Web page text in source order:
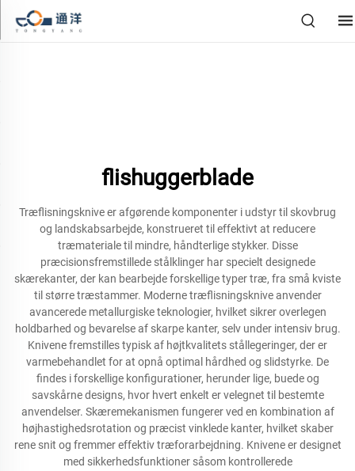
flishuggerblade
Træflisningsknive er afgørende komponenter i udstyr til skovbrug
og landskabsarbejde, konstrueret til effektivt at reducere
træmateriale til mindre, håndterlige stykker. Disse
præcisionsfremstillede stålklinger har specielt designede
skærekanter, der kan bearbejde forskellige typer træ, fra små kviste
til større træstammer. Moderne træflisningsknive anvender
avancerede metallurgiske teknologier, hvilket sikrer overlegen
holdbarhed og bevarelse af skarpe kanter, selv under intensiv brug.
Knivene fremstilles typisk af højtkvalitets stållegeringer, der er
varmebehandlet for at opnå optimal hårdhed og slidstyrke. De
findes i forskellige konfigurationer, herunder lige, buede og
savskårne designs, hvor hvert enkelt er velegnet til bestemte
anvendelser. Skæremekanismen fungerer ved en kombination af
højhastighedsrotation og præcist vinklede kanter, hvilket skaber
rene snit og fremmer effektiv træforarbejdning. Knivene er designet
med sikkerhedsfunktioner såsom kontrollerede